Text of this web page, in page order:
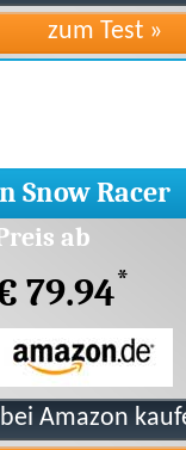
Snow Racer
ab
79.94*